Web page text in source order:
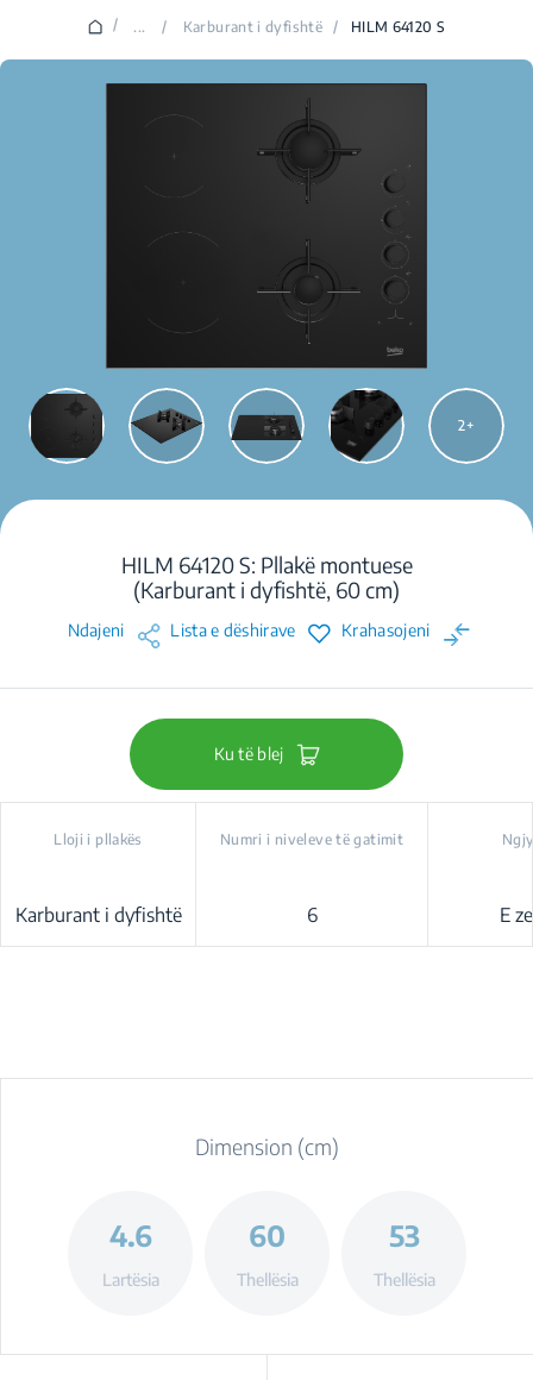
/ ... / Karburant i dyfishtë / HILM 64120 S
2
HILM 64120 S: Pllakë montuese
(Karburant i dyfishtë, 60 cm)
Ndajeni Lista e dëshirave Krahasojeni
Ku të blej
Lloji i pllakës
Karburant i dyfishtë
Numri i niveleve të gatimit
6 E
Dimension (cm)
4.6
Lartësia
60
Thellësia
53
Thellësia